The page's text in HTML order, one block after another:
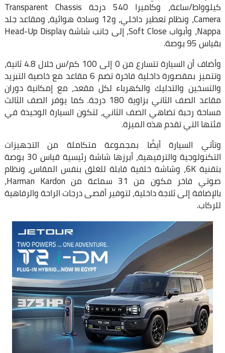
كيلوواط/ساعة، وكاميرا 540 درجة Transparent Chassis
Camera، ونظام تعطير داخلي، و12 وسادة هوائية، ومقاعد جلد
Nappa، وأبواب Soft Close، إلى جانب شاشة Head-Up Display
بقياس 95 بوصة.
وأضاف أن السيارة تتسارع من 0 إلى 100 كم/س خلال 4.8 ثانية،
وتتميز بمقصورة داخلية فاخرة تضم 6 مقاعد مع خاصية التبريد
والتسخين والتدليك والكهرباء لكل مقعد، مع إمكانية دوران
مقاعد الصف الثاني بزاوية 180 درجة. كما يوفر الصف الثالث
مساحة رحبة تضاهي الصف الثاني، لتكون السيارة الوحيدة في
فئتها التي تقدم هذه الميزة.
وتأتي السيارة أيضًا بمجموعة متكاملة من التجهيزات
التكنولوجية والترفيهية، أبرزها شاشة رئيسية قياس 30 بوصة
بتقنية 6K، وشاشة خلفية قابلة للغلق بنفس المقاس، ونظام
صوتي فاخر مكون من 31 سماعة من Harman Kardon،
بالإضافة إلى ثلاجة داخلية، لتوفير أقصى درجات الراحة والرفاهية
للركاب.